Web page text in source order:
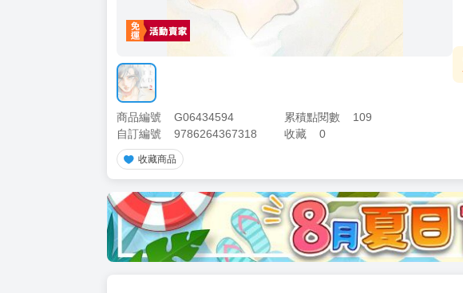
商品編號 G06434594 累積點閱數
109
自訂編號
9786264367318 收藏 0
收藏商品